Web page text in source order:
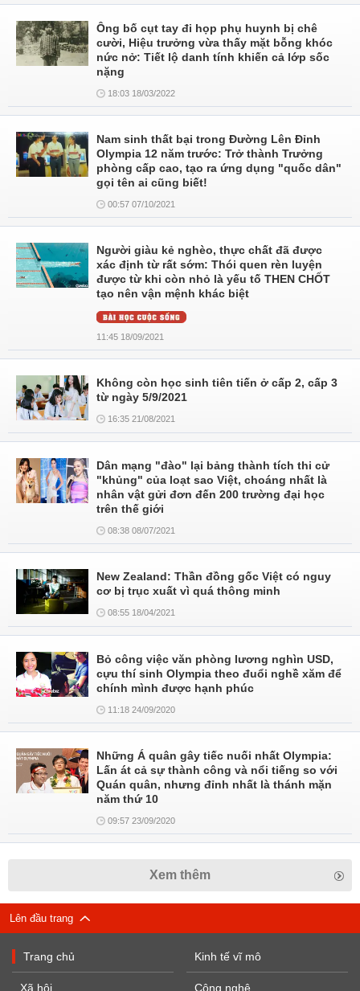
Ông bố cụt tay đi họp phụ huynh bị chê
cười, Hiệu trưởng vừa thấy mặt bỗng khóc
nức nở: Tiết lộ danh tính khiến cả lớp sốc
nặng
18:03 18/03/2022
Nam sinh thất bại trong Đường Lên Đỉnh
Olympia 12 năm trước: Trở thành Trưởng
phòng cấp cao, tạo ra ứng dụng "quốc dân"
gọi tên ai cũng biết!
00:57 07/10/2021
Người giàu kẻ nghèo, thực chất đã được
xác định từ rất sớm: Thói quen rèn luyện
được từ khi còn nhỏ là yếu tố THEN CHỐT
tạo nên vận mệnh khác biệt
11:45 18/09/2021
Không còn học sinh tiên tiến ở cấp 2, cấp 3
từ ngày 5/9/2021
16:35 21/08/2021
Dân mạng "đào" lại bảng thành tích thi cử
"khủng" của loạt sao Việt, choáng nhất là
nhân vật gửi đơn đến 200 trường đại học
trên thế giới
08:38 08/07/2021
New Zealand: Thần đồng gốc Việt có nguy
cơ bị trục xuất vì quá thông minh
08:55 18/04/2021
Bỏ công việc văn phòng lương nghìn USD,
cựu thí sinh Olympia theo đuổi nghề xăm để
chính mình được hạnh phúc
11:18 24/09/2020
Những Á quân gây tiếc nuối nhất Olympia:
Lấn át cả sự thành công và nổi tiếng so với
Quán quân, nhưng đỉnh nhất là thánh mặn
năm thứ 10
09:57 23/09/2020
Xem thêm
Lên đầu trang
Trang chủ
Xã hội
Kinh tế vĩ mô
Công nghệ